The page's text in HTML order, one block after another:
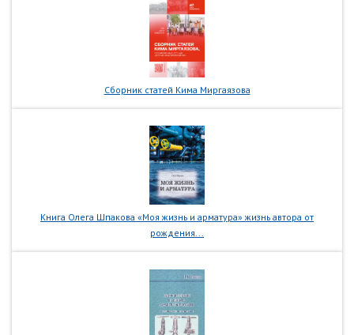
Сборник статей Кима Миргаязова
Книга Олега Шпакова «Моя жизнь и арматура» жизнь автора от
рождения...